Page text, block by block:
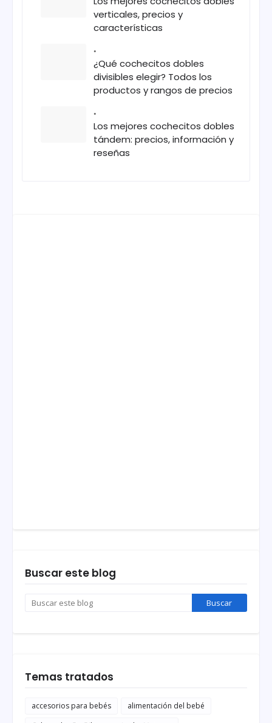
verticales, precios y
características
¿Qué cochecitos dobles
divisibles elegir? Todos los
productos y rangos de precios
Los mejores cochecitos dobles
tándem: precios, información y
reseñas
Buscar este blog
Temas tratados
accesorios para bebés
alimentación del bebé